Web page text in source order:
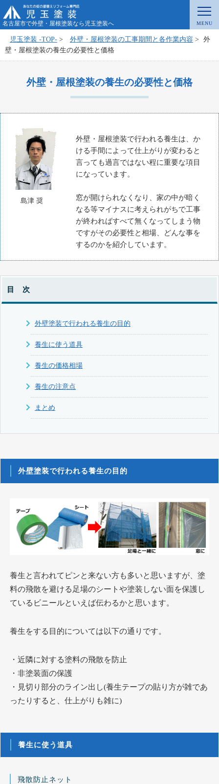
名古屋市で外壁・屋根塗装なら児玉塗装へ
児玉塗装 -TOP- > 外壁・屋根塗装の工事期間と各作業内容 >
外
壁・屋根塗装の養生の必要性と価格
外壁・屋根塗装の養生の必要性と価格
島津 奨
外壁・屋根塗装で行われる養生は、か
ける手間によって仕上がりが変わると
言っても過言ではない程に重要な項目
になっています。
窓が開けられなくなり、家の中が暗く
なる等マイナスに考えられがちで工事
が終わればすべて無くなってしまう物
ですがその必要性と相場、どんな事を
するのかを紹介しています。
目 次
外壁塗装で行われる養生の目的
養生に使う道具
養生の価格相場
養生の注意点
まとめ
外壁塗装で行われる養生の目的
養生と言われてピンと来ない方も多いと思いますが、塗
料の飛散を避ける足場のシートや塗装しない面を保護し
ているビニールといえば伝わるかと思います。
養生をする目的については以下の通りです。
・近隣に対する塗料の飛散を防止
・非塗装面の保護
・見切り部分のライン出し(養生テープの貼り方が雑であ
ったりすると、仕上がりも雑に)
養生に使う道具
飛散防止ネット